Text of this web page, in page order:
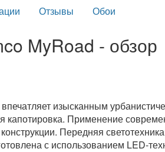
Отзывы Обои
MyRoad - обзор
изысканным
Применение
Передняя
с использованием LED-